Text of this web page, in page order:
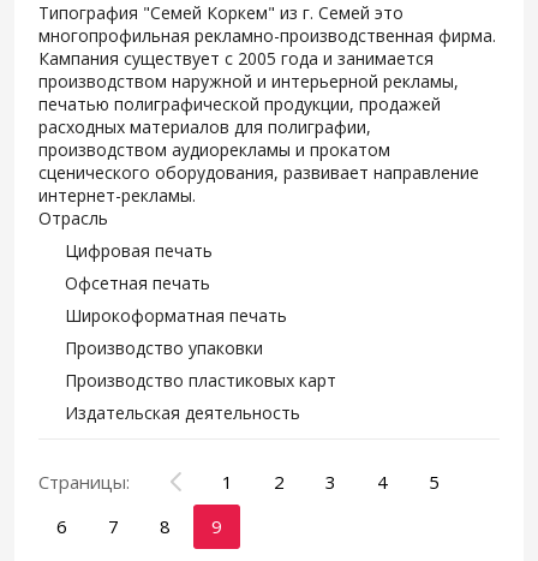
Типография "Семей Коркем" из г. Семей это
многопрофильная рекламно-производственная фирма.
Кампания существует с 2005 года и занимается
производством наружной и интерьерной рекламы,
печатью полиграфической продукции, продажей
расходных материалов для полиграфии,
производством аудиорекламы и прокатом
сценического оборудования, развивает направление
интернет-рекламы.
Отрасль
Цифровая печать
Офсетная печать
Широкоформатная печать
Производство упаковки
Производство пластиковых карт
Издательская деятельность
Страницы: 1 2 3 4
5
6
7 8 9